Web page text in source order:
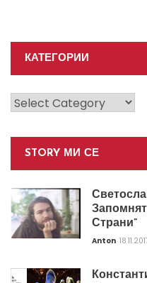
КАТЕГОРИИ
Категории
STORY МИ СЕ
Страни”
Anton